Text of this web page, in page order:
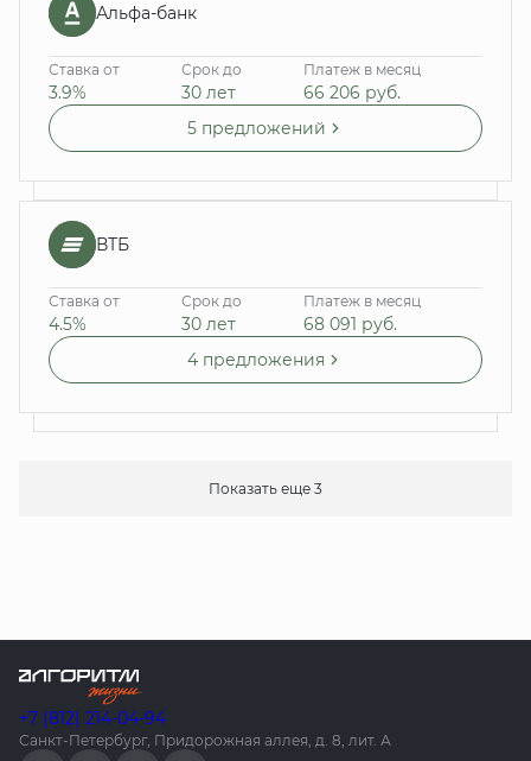
Альфа-банк
Ставка от
3.9%
Срок до
30 лет
Платеж в месяц
66 206 руб.
5 предложений
ВТБ
Ставка от
4.5%
Срок до
30 лет
Платеж в месяц
68 091 руб.
4 предложения
Показать еще 3
+7 (812) 214-04-94
Санкт-Петербург, Придорожная аллея, д. 8, лит. А